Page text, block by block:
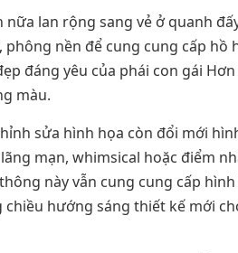
lan rộng sang vẻ ở quanh
nền để cung cung cấp hồ
đáng yêu của phái con gái
màu.
sửa hình họa còn đổi mới
mạn, whimsical hoặc điểm
này vẫn cung cung cấp
hướng sáng thiết kế mới